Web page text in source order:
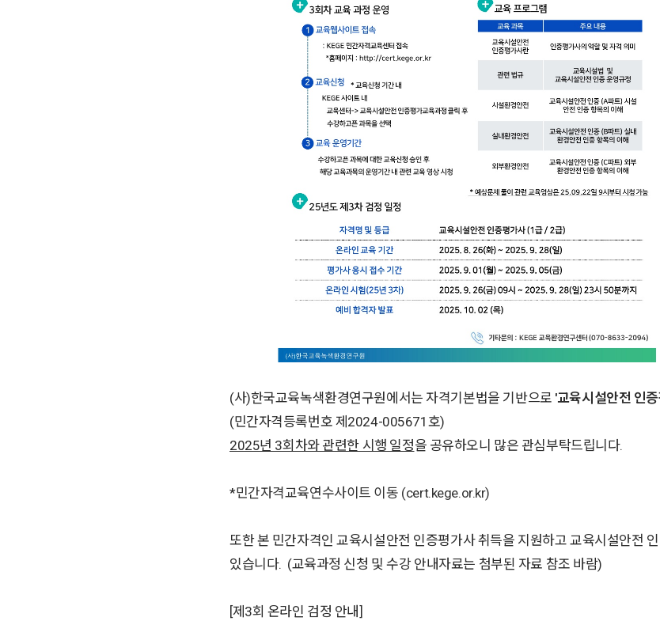
(사)한국교육녹색환경연구원에서는 자격기본법을 기반으로 '교육시설안전 인
(민간자격등록번호 제2024-005671호)
2025년 3회차와 관련한 시행 일정을 공유하오니 많은 관심부탁드립니다.
*민간자격교육연수사이트 이동 (cert.kege.or.kr)
또한 본 민간자격인 교육시설안전 인증평가사 취득을 지원하고 교육시설안전
있습니다. (교육과정 신청 및 수강 안내자료는 첨부된 자료 참조 바람)
[제3회 온라인 검정 안내]